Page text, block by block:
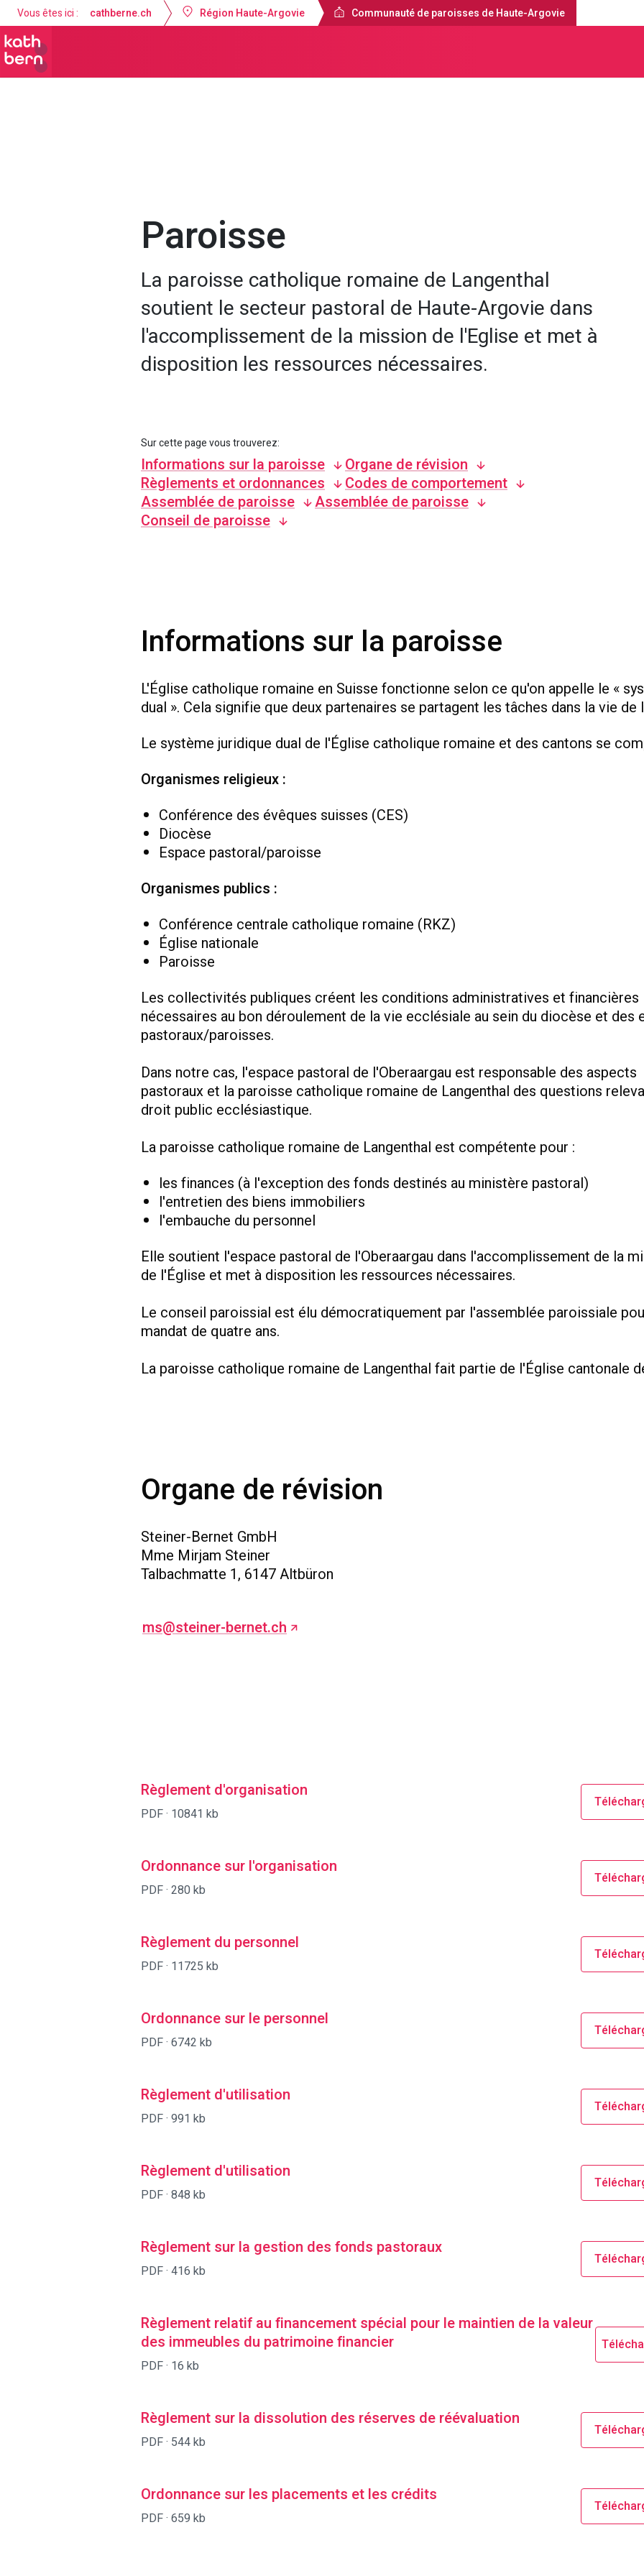
Vous êtes ici : cathberne.ch Région Haute-Argovie Communauté de paroisses de Haute-Argovie
Paroisse
La paroisse catholique romaine de Langenthal
soutient le secteur pastoral de Haute-Argovie dans
l'accomplissement de la mission de l'Eglise et met à
disposition les ressources nécessaires.
Sur cette page vous trouverez:
Informations sur la paroisse
Organe de révision
Règlements et ordonnances
Codes de comportement
Assemblée de paroisse
Assemblée de paroisse
Conseil de paroisse
Informations sur la paroisse
L'Église catholique romaine en Suisse fonctionne selon ce qu'on appelle le «
dual ». Cela signifie que deux partenaires se partagent les tâches dans la vie de
Le système juridique dual de l'Église catholique romaine et des cantons se
Organismes religieux :
Conférence des évêques suisses (CES)
Diocèse
Espace pastoral/paroisse
Organismes publics :
Conférence centrale catholique romaine (RKZ)
Église nationale
Paroisse
Les collectivités publiques créent les conditions administratives et financières
nécessaires au bon déroulement de la vie ecclésiale au sein du diocèse et des
pastoraux/paroisses.
Dans notre cas, l'espace pastoral de l'Oberaargau est responsable des aspects
pastoraux et la paroisse catholique romaine de Langenthal des questions
droit public ecclésiastique.
La paroisse catholique romaine de Langenthal est compétente pour :
les finances (à l'exception des fonds destinés au ministère pastoral)
l'entretien des biens immobiliers
l'embauche du personnel
Elle soutient l'espace pastoral de l'Oberaargau dans l'accomplissement de la
de l'Église et met à disposition les ressources nécessaires.
Le conseil paroissial est élu démocratiquement par l'assemblée paroissiale
mandat de quatre ans.
La paroisse catholique romaine de Langenthal fait partie de l'Église cantonale
Organe de révision
Steiner-Bernet GmbH
Mme Mirjam Steiner
Talbachmatte 1, 6147 Altbüron
ms@steiner-bernet.ch
Règlement d'organisation
PDF · 10841 kb
Ordonnance sur l'organisation
PDF · 280 kb
Règlement du personnel
PDF · 11725 kb
Ordonnance sur le personnel
PDF · 6742 kb
Règlement d'utilisation
PDF · 991 kb
Règlement d'utilisation
PDF · 848 kb
Règlement sur la gestion des fonds pastoraux
PDF · 416 kb
Règlement relatif au financement spécial pour le maintien de la valeur
des immeubles du patrimoine financier
PDF · 16 kb
Règlement sur la dissolution des réserves de réévaluation
PDF · 544 kb
Ordonnance sur les placements et les crédits
PDF · 659 kb